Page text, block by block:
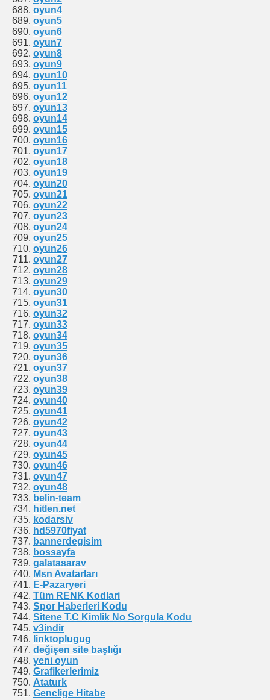
oyun4
oyun5
oyun6
oyun7
oyun8
oyun9
oyun10
oyun11
oyun12
oyun13
oyun14
oyun15
oyun16
oyun17
oyun18
oyun19
oyun20
oyun21
oyun22
oyun23
oyun24
oyun25
oyun26
oyun27
oyun28
oyun29
oyun30
oyun31
oyun32
oyun33
oyun34
oyun35
oyun36
oyun37
oyun38
oyun39
oyun40
oyun41
oyun42
oyun43
oyun44
oyun45
oyun46
oyun47
oyun48
belin-team
hitlen.net
kodarsiv
hd5970fiyat
bannerdegisim
bossayfa
galatasarav
Msn Avatarları
E-Pazaryeri
Tüm RENK Kodlari
Spor Haberleri Kodu
Sitene T.C Kimlik No Sorgula Kodu
v3indir
linktoplugug
değişen site başlığı
yeni oyun
Grafikerlerimiz
Ataturk
Genclige Hitabe